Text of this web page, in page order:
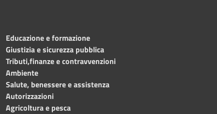
Educazione e formazione
Giustizia e sicurezza pubblica
Tributi,finanze e contravvenzioni
Ambiente
Salute, benessere e assistenza
Autorizzazioni
Agricoltura e pesca